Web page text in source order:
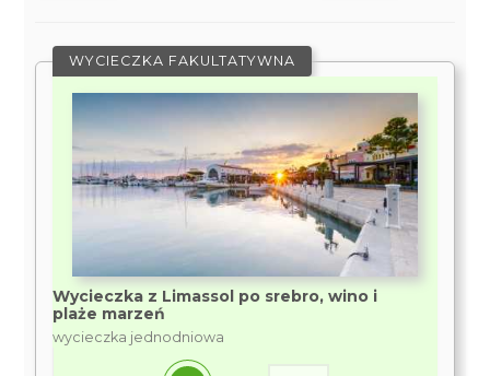
WYCIECZKA FAKULTATYWNA
Wycieczka z Limassol po srebro, wino i
plaże marzeń
wycieczka jednodniowa